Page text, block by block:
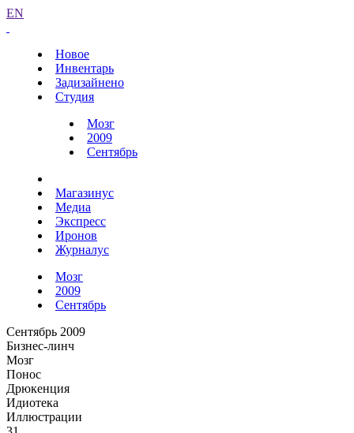
EN
Новое
Инвентарь
Задизайнено
Студия
Мозг
2009
Сентябрь
Магазинус
Медиа
Экспресс
Иронов
Журналус
Мозг
2009
Сентябрь
Сентябрь 2009
Бизнес-линч
Мозг
Понос
Дрюкенция
Идиотека
Иллюстрации